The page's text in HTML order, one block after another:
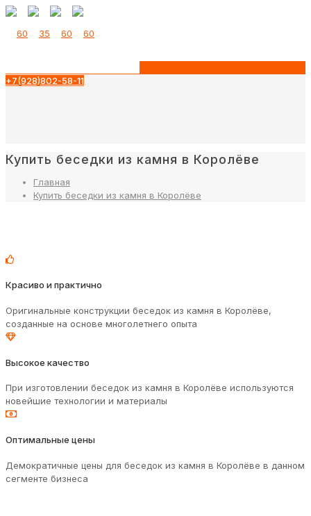
+7(928)802-58-11
Купить беседки из камня в Королёве
Главная
Купить беседки из камня в Королёве
Красиво и практично
Оригинальные конструкции беседок из камня в Королёве,
созданные на основе многолетнего опыта
Высокое качество
При изготовлении беседок из камня в Королёве используются
новейшие технологии и материалы
Оптимальные цены
Демократичные цены для беседок из камня в Королёве в данном
сегменте бизнеса